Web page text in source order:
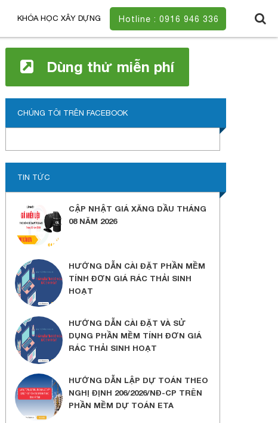
KHÓA HỌC XÂY DỰNG Hotline : 0916 946 336
Dùng thử miễn phí
CHÚNG TÔI TRÊN FACEBOOK
TIN TỨC
CẬP NHẬT GIÁ XĂNG DẦU THÁNG
08 NĂM 2026
HƯỚNG DẪN CÀI ĐẶT PHẦN MỀM
TÍNH ĐƠN GIÁ RÁC THẢI SINH
HOẠT
HƯỚNG DẪN CÀI ĐẶT VÀ SỬ
DỤNG PHẦN MỀM TÍNH ĐƠN GIÁ
RÁC THẢI SINH HOẠT
HƯỚNG DẪN LẬP DỰ TOÁN THEO
NGHỊ ĐỊNH 206/2026/NĐ-CP TRÊN
PHẦN MỀM DỰ TOÁN ETA